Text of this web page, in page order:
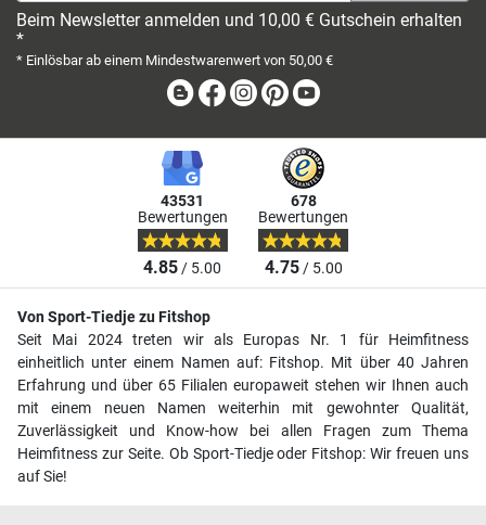
Beim Newsletter anmelden und 10,00 € Gutschein erhalten
*
* Einlösbar ab einem Mindestwarenwert von 50,00 €
BlogFacebook
Instagram
Pinterest
43531
Bewertungen
4.85/ 5.00
678
Bewertungen
4.75/ 5.00
Von Sport-Tiedje zu Fitshop
Seit Mai 2024 treten wir als Europas Nr. 1 für Heimfitness
einheitlich unter einem Namen auf: Fitshop. Mit über 40 Jahren
Erfahrung und über 65 Filialen europaweit stehen wir Ihnen auch
mit einem neuen Namen weiterhin mit gewohnter Qualität,
Zuverlässigkeit und Know-how bei allen Fragen zum Thema
Heimfitness zur Seite. Ob Sport-Tiedje oder Fitshop: Wir freuen uns
auf Sie!